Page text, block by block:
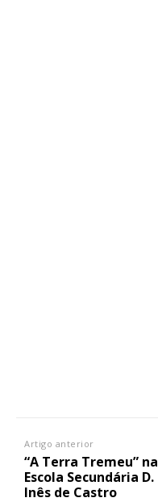
Artigo anterior
“A Terra Tremeu” na
Escola Secundária D.
Inês de Castro